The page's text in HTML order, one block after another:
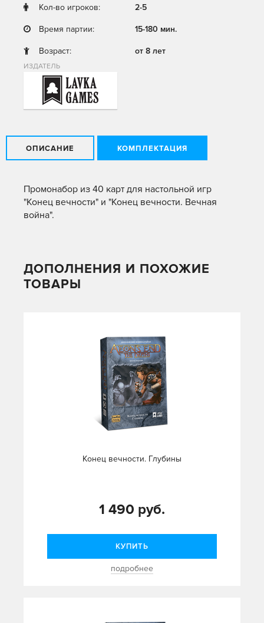
Кол-во игроков: 2-5
Время партии: 15-180 мин.
Возраст: от 8 лет
ИЗДАТЕЛЬ
ОПИСАНИЕ КОМПЛЕКТАЦИЯ
Промонабор из 40 карт для настольной игр
"Конец вечности" и "Конец вечности. Вечная
война".
ДОПОЛНЕНИЯ И ПОХОЖИЕ
ТОВАРЫ
Конец вечности. Глубины
1 490 руб.
КУПИТЬ
подробнее